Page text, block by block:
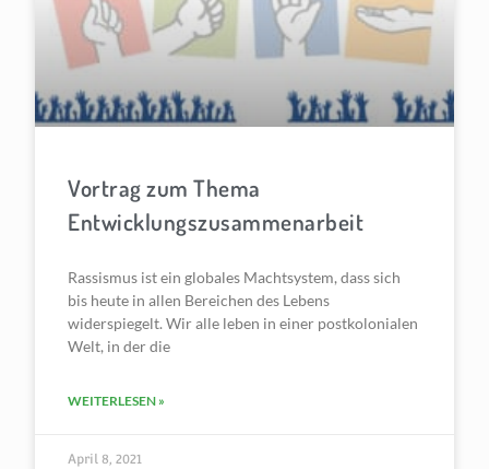
Vortrag zum Thema
Entwicklungszusammenarbeit
Rassismus ist ein globales Machtsystem, dass sich
bis heute in allen Bereichen des Lebens
widerspiegelt. Wir alle leben in einer postkolonialen
Welt, in der die
WEITERLESEN »
April 8, 2021